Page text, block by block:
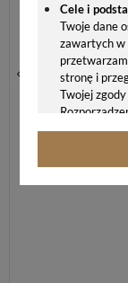
Cele i
Twoje dane
zawartych w
stronę i
Twojej
2016/679 z
fizycznych